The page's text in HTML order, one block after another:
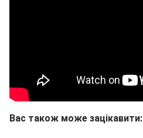
Вас також може зацікавити: